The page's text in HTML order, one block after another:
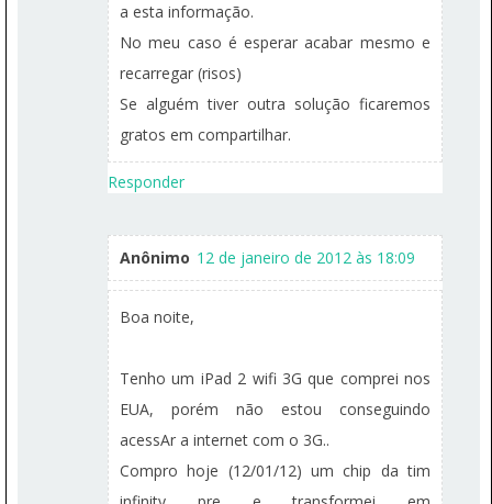
a esta informação.
No meu caso é esperar acabar mesmo e
recarregar (risos)
Se alguém tiver outra solução ficaremos
gratos em compartilhar.
Responder
Anônimo 12 de janeiro de 2012 às 18:09
Boa noite,
Tenho um iPad 2 wifi 3G que comprei nos
EUA, porém não estou conseguindo
acessAr a internet com o 3G..
Compro hoje (12/01/12) um chip da tim